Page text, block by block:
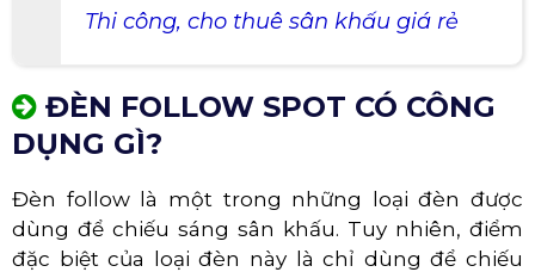
Thi công, cho thuê sân khấu giá rẻ
ĐÈN FOLLOW SPOT CÓ CÔNG
DỤNG GÌ?
Đèn follow là một trong những loại đèn được
dùng để chiếu sáng sân khấu. Tuy nhiên, điểm
đặc biệt của loại đèn này là chỉ dùng để chiếu